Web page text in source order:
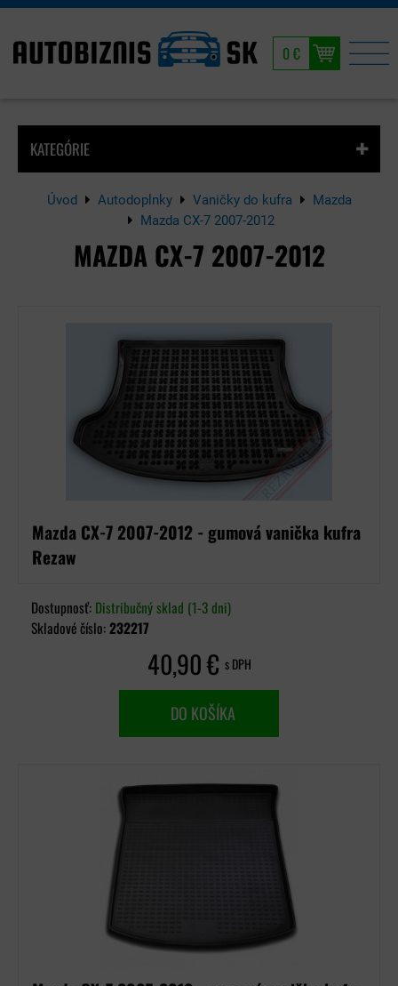
0 €
Úvod Autodoplnky Vaničky do kufra
Mazda
Mazda CX-7 2007-2012
MAZDA CX-7 2007-2012
KATEGÓRIE
Mazda CX-7 2007-2012 - gumová vanička kufra
Rezaw
Dostupnosť: Distribučný sklad (1-3 dni)
Skladové číslo:232217
40,90 € s DPH
DO KOŠÍKA